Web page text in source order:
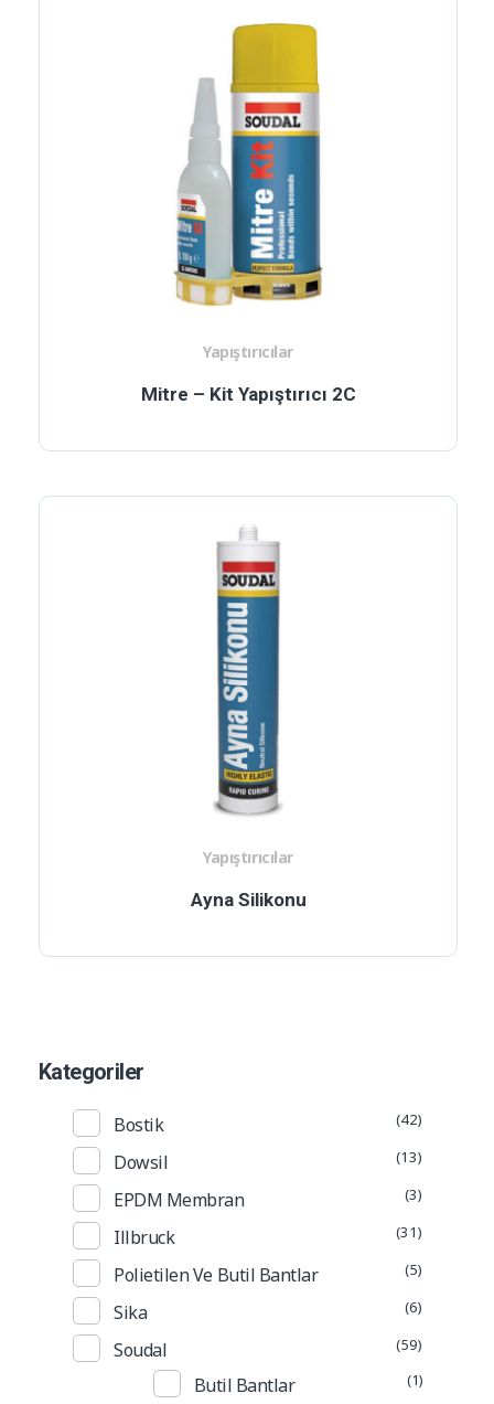
Mitre – Kit Yapıştırıcı 2C
Yapıştırıcılar
Ayna Silikonu
Yapıştırıcılar
Kategoriler
Bostik (42)
Dowsil (13)
EPDM Membran (3)
Illbruck (31)
Polietilen Ve Butil Bantlar (5)
Sika (6)
Soudal (59)
Butil Bantlar (1)